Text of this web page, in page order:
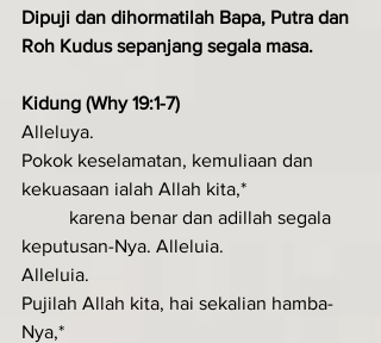
Dipuji dan dihormatilah Bapa, Putra dan
Roh Kudus sepanjang segala masa.
Kidung (Why 19:1-7)
Alleluya.
Pokok keselamatan, kemuliaan dan
kekuasaan ialah Allah kita,*
keputusan-Nya. Alleluia.
Alleluia.
Pujilah Allah kita, hai sekalian hamba-
Nya,*